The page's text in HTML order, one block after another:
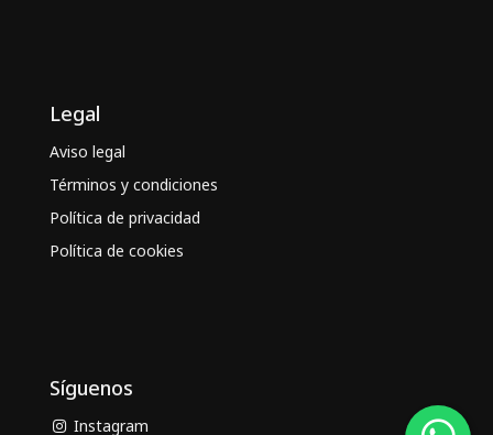
Legal
Aviso legal
Términos y condiciones
Política de privacidad
Política de cookies
Síguenos
Instagram